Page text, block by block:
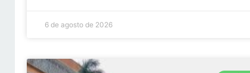
6 de agosto de 2026